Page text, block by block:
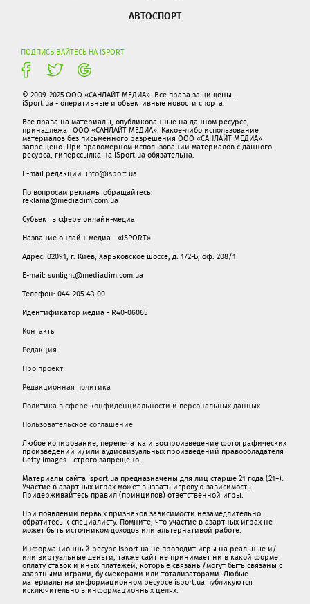
АВТОСПОРТ
ПОДПИСЫВАЙТЕСЬ НА ISPORT
© 2009-2025 ООО «САНЛАЙТ МЕДИА». Все права защищены.
iSport.ua - оперативные и объективные новости спорта.
Все права на материалы, опубликованные на данном ресурсе,
принадлежат ООО «САНЛАЙТ МЕДИА». Какое-либо использование
материалов без письменного разрешения ООО «САНЛАЙТ МЕДИА»
запрещено. При правомерном использовании материалов с данного
ресурса, гиперссылка на iSport.ua обязательна.
E-mail редакции: info@isport.ua
По вопросам рекламы обращайтесь:
reklama@mediadim.com.ua
Субъект в сфере онлайн-медиа
Название онлайн-медиа - «ISPORT»
Адрес: 02091, г. Киев, Харьковское шоссе, д. 172-Б, оф. 208/1
E-mail: sunlight@mediadim.com.ua
Телефон: 044-205-43-00
Идентификатор медиа - R40-06065
Контакты
Редакция
Про проект
Редакционная политика
Политика в сфере конфиденциальности и персональных данных
Пользовательское соглашение
Любое копирование, перепечатка и воспроизведение фотографических
произведений и/или аудиовизуальных произведений правообладателя
Getty Images - строго запрещено.
Материалы сайта isport.ua предназначены для лиц старше 21 года (21+).
Участие в азартных играх может вызвать игровую зависимость.
Придерживайтесь правил (принципов) ответственной игры.
При появлении первых признаков зависимости незамедлительно
обратитесь к специалисту. Помните, что участие в азартных играх не
может быть источником доходов или альтернативой работе.
Информационный ресурс isport.ua не проводит игры на реальные и/
или виртуальные деньги, также сайт не принимает ни в какой форме
oплaту ставок и иных платежей, которые связаны/могут быть связаны c
азартными игрaми, букмекерами или тотализаторами. Любые
материалы на информационном ресурсе isport.ua публикуютcя
исключительно в информационных целях.